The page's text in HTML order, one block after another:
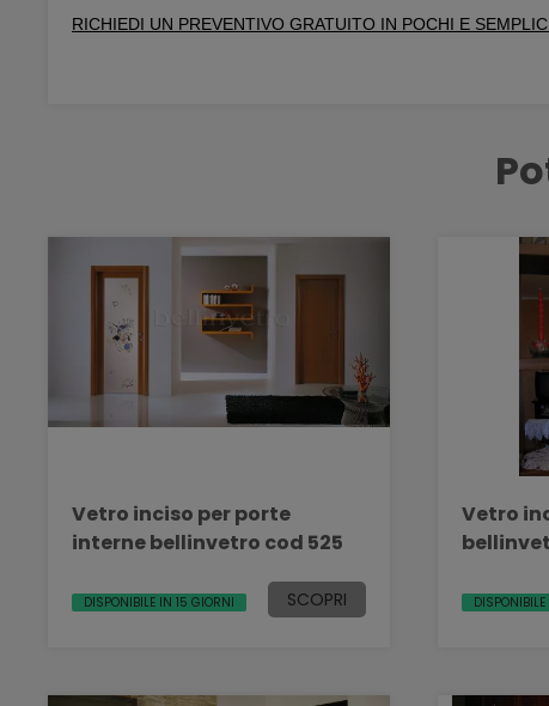
RICHIEDI UN PREVENTIVO GRATUITO IN POCHI E
Vetro inciso per porte
interne bellinvetro cod 525
DISPONIBILE IN 15 GIORNI SCOPRI
Vetro